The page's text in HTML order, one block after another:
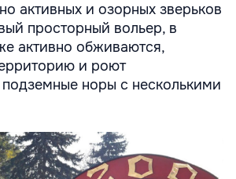
активных и озорных зверьков
просторный вольер, в
активно обживаются,
и роют
подземные норы с несколькими